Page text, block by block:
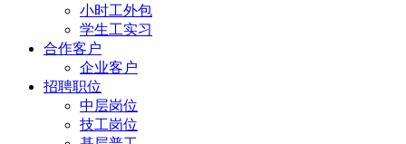
小时工外包
学生工实习
合作客户
企业客户
招聘职位
中层岗位
技工岗位